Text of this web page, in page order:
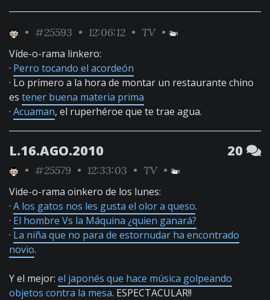
• #25593 • 12:06:12 • TV•
Víde-o-rama linkero:
· Perro tocando el acordeón
· Lo primero a la hora de montar un restaurante chino
es tener buena materia prima
· Acuaman, el ruperhéroe que te trae agua.
L.16.AGO.2010 20
• #25579 • 12:33:03 • TV•
Vide-o-rama oinkero de los lunes:
· A los gatos nos les gusta el olor a queso.
· El hombre Vs la Máquina ¿quien ganará?
· La niña que no para de estornudar ha encontrado
novio.
Y el mejor: el japonés que hace música golpeando
objetos contra la mesa. ESPECTACULAR!!